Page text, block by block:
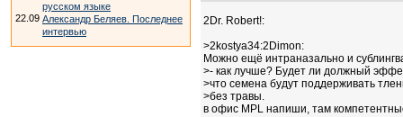
русском языке
22.09 Александр Беляев. Последнее
интервью
2Dr. Robert!:
>2kostya34:2Dimon:
Можно ещё интраназально и
>- как лучше? Будет ли должный
>что семена будут поддерживать
>без травы.
в офис MPL напиши, там